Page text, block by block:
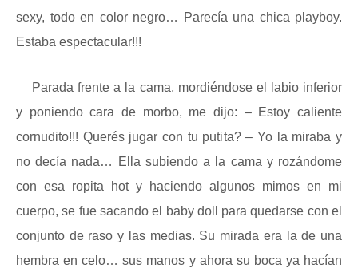
sexy, todo en color negro… Parecía una chica playboy.
Estaba espectacular!!!
Parada frente a la cama, mordiéndose el labio inferior
y poniendo cara de morbo, me dijo: – Estoy caliente
cornudito!!! Querés jugar con tu putita? – Yo la miraba y
no decía nada… Ella subiendo a la cama y rozándome
con esa ropita hot y haciendo algunos mimos en mi
cuerpo, se fue sacando el baby doll para quedarse con el
conjunto de raso y las medias. Su mirada era la de una
hembra en celo… sus manos y ahora su boca ya hacían